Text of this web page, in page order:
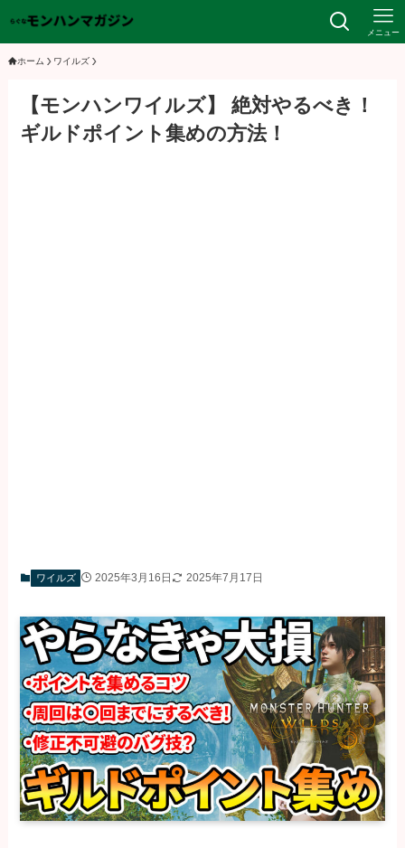
メニュー
ホーム ワイルズ
【モンハンワイルズ】 絶対やるべき！
ギルドポイント集めの方法！
ワイルズ 2025年3月16日 2025年7月17日